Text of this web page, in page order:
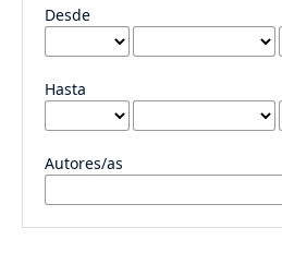
Desde
Hasta
Autores/as